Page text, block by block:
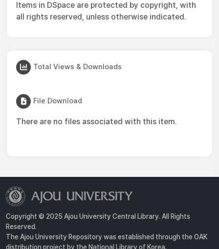
Items in DSpace are protected by copyright, with
all rights reserved, unless otherwise indicated.
Total Views & Downloads
File Download
There are no files associated with this item.
Copyright © 2025 Ajou University Central Library. All Rights
Reserved.
The Ajou University Repository was established through the OAK
distribution project by the National Library of Korea.